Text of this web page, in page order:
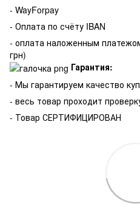
- WayForpay
- Оплата по счёту IBAN
- оплата наложенным
грн)
Гарантия:
- Мы гарантируем качество
- весь товар проходит
- Товар СЕРТИФИЦИРОВАН